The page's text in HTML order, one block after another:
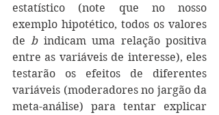
estatístico (note que no nosso
exemplo hipotético, todos os valores
de b indicam uma relação positiva
entre as variáveis de interesse), eles
testarão os efeitos de diferentes
variáveis (moderadores no jargão da
meta-análise) para tentar explicar